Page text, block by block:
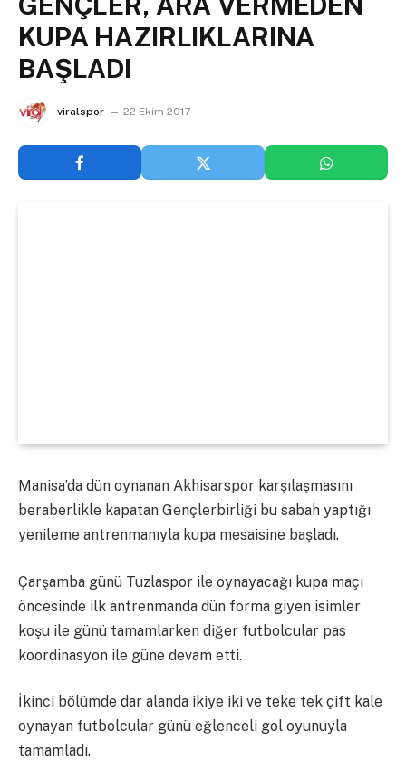
KUPA HAZIRLIKLARINA
BAŞLADI
viralspor 22 Ekim 2017
Manisa’da dün oynanan Akhisarspor karşılaşmasını
beraberlikle kapatan Gençlerbirliği bu sabah yaptığı
yenileme antrenmanıyla kupa mesaisine başladı.
Çarşamba günü Tuzlaspor ile oynayacağı kupa maçı
öncesinde ilk antrenmanda dün forma giyen isimler
koşu ile günü tamamlarken diğer futbolcular pas
koordinasyon ile güne devam etti.
İkinci bölümde dar alanda ikiye iki ve teke tek çift kale
oynayan futbolcular günü eğlenceli gol oyunuyla
tamamladı.